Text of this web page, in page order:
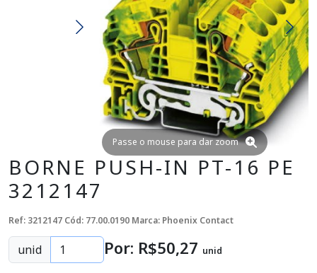
Passe o mouse para dar zoom
BORNE PUSH-IN PT-16 PE
3212147
Ref: 3212147 Cód: 77.00.0190 Marca: Phoenix Contact
unid Por: R$50,27 unid